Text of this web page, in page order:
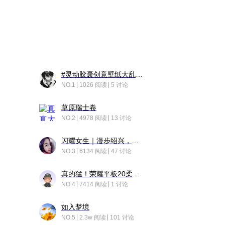
NO.1 1026 阅读 5 讨论
草原瑞士卷
NO.2 4978 阅读 13 讨论
NO.3 6134 阅读 47 讨论
NO.4 7414 阅读 1 讨论
如入梦境
NO.5 2.3w 阅读 101 讨论